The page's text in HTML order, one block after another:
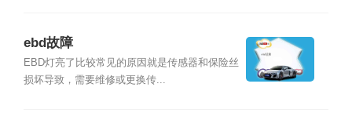
ebd故障
EBD灯亮了比较常见的原因就是传感器和保险丝
损坏导致，需要维修或更换传...